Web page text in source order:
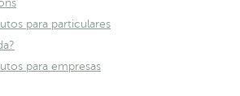
para particulares
para empresas